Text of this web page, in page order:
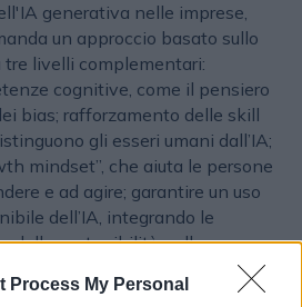
Process My Personal
generativa nelle imprese,
un approccio basato sullo
livelli complementari:
cognitive, come il pensiero
bias; rafforzamento delle skill
gli esseri umani dall’IA;
mindset”, che aiuta le persone
e ad agire; garantire un uso
dell’IA, integrando le
della sostenibilità nelle
e adozione. Tra le numerose
dell'Intelligenza Artificiale,